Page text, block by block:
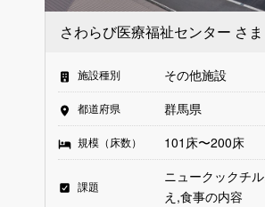
さわらび医療福祉センター さま
施設種別 その他施設
都道府県 群馬県
規模（床数） 101床〜200床
課題
ニュークックチル
え 食事の内容